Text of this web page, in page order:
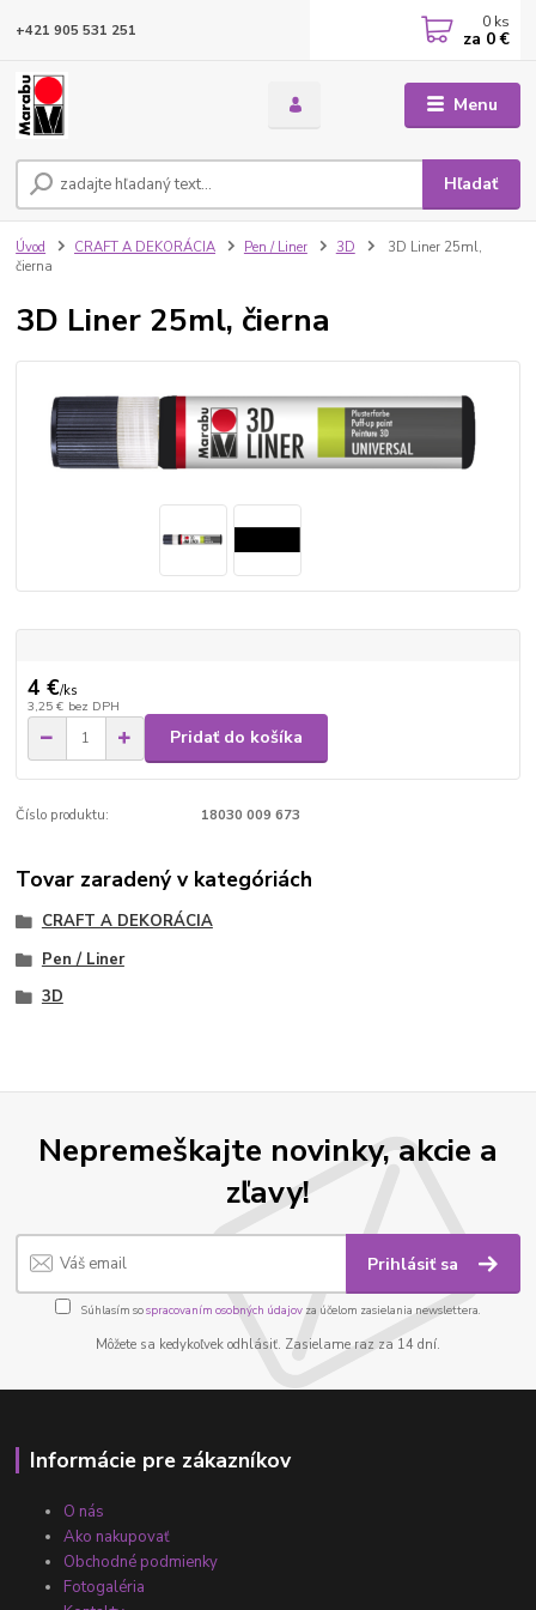
Menu
Hľadať
+421 905 531 251 0 ks
za 0 €
Úvod CRAFT A DEKORÁCIA Pen / Liner 3D
3D Liner 25ml,
čierna
3D Liner 25ml, čierna
4 €/ks
3,25 € bez DPH
Pridať do košíka
Číslo produktu: 18030 009 673
Tovar zaradený v kategóriách
CRAFT A DEKORÁCIA
Pen / Liner
3D
Nepremeškajte novinky, akcie a
zľavy!
Prihlásiť sa
Súhlasím sospracovaním osobných údajov za účelom zasielania newslettera.
Môžete sa kedykoľvek odhlásiť. Zasielame raz za 14 dní.
Informácie pre zákazníkov
O nás
Ako nakupovať
Obchodné podmienky
Fotogaléria